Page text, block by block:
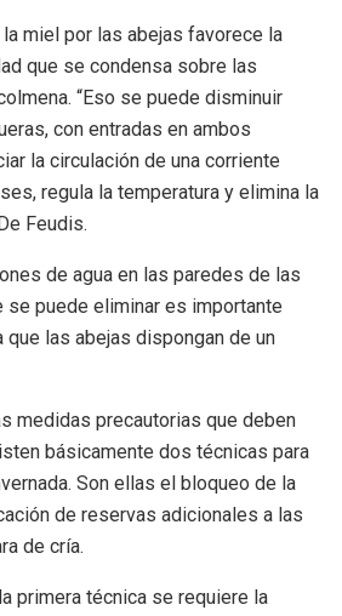
miel por las abejas favorece la
que se condensa sobre las
“Eso se puede disminuir
con entradas en ambos
la circulación de una corriente
regula la temperatura y elimina la
Feudis.
de agua en las paredes de las
se puede eliminar es importante
que las abejas dispongan de un
medidas precautorias que deben
básicamente dos técnicas para
Son ellas el bloqueo de la
de reservas adicionales a las
de cría.
primera técnica se requiere la